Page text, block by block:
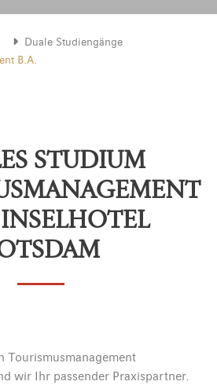
Duale Studiengänge
B.A.
STUDIUM
Tourismusmanagement
wir Ihr passender Praxispartner.